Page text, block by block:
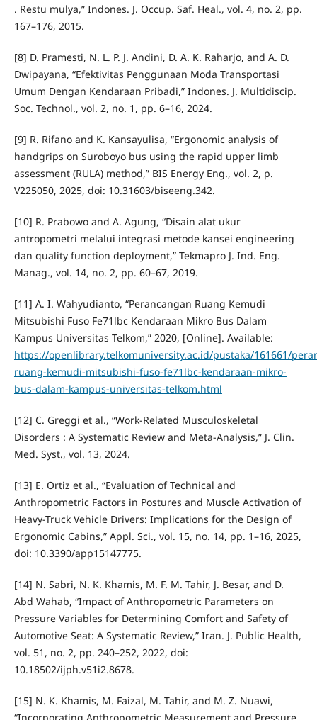
. Restu mulya,” Indones. J. Occup. Saf. Heal., vol. 4, no. 2, pp.
167–176, 2015.
[8] D. Pramesti, N. L. P. J. Andini, D. A. K. Raharjo, and A. D.
Dwipayana, “Efektivitas Penggunaan Moda Transportasi
Umum Dengan Kendaraan Pribadi,” Indones. J. Multidiscip.
Soc. Technol., vol. 2, no. 1, pp. 6–16, 2024.
[9] R. Rifano and K. Kansayulisa, “Ergonomic analysis of
handgrips on Suroboyo bus using the rapid upper limb
assessment (RULA) method,” BIS Energy Eng., vol. 2, p.
V225050, 2025, doi: 10.31603/biseeng.342.
[10] R. Prabowo and A. Agung, “Disain alat ukur
antropometri melalui integrasi metode kansei engineering
dan quality function deployment,” Tekmapro J. Ind. Eng.
Manag., vol. 14, no. 2, pp. 60–67, 2019.
[11] A. I. Wahyudianto, “Perancangan Ruang Kemudi
Mitsubishi Fuso Fe71lbc Kendaraan Mikro Bus Dalam
Kampus Universitas Telkom,” 2020, [Online]. Available:
https://openlibrary.telkomuniversity.ac.id/pustaka/161661/
ruang-kemudi-mitsubishi-fuso-fe71lbc-kendaraan-mikro-
bus-dalam-kampus-universitas-telkom.html
[12] C. Greggi et al., “Work-Related Musculoskeletal
Disorders : A Systematic Review and Meta-Analysis,” J. Clin.
Med. Syst., vol. 13, 2024.
[13] E. Ortiz et al., “Evaluation of Technical and
Anthropometric Factors in Postures and Muscle Activation of
Heavy-Truck Vehicle Drivers: Implications for the Design of
Ergonomic Cabins,” Appl. Sci., vol. 15, no. 14, pp. 1–16, 2025,
doi: 10.3390/app15147775.
[14] N. Sabri, N. K. Khamis, M. F. M. Tahir, J. Besar, and D.
Abd Wahab, “Impact of Anthropometric Parameters on
Pressure Variables for Determining Comfort and Safety of
Automotive Seat: A Systematic Review,” Iran. J. Public Health,
vol. 51, no. 2, pp. 240–252, 2022, doi:
10.18502/ijph.v51i2.8678.
[15] N. K. Khamis, M. Faizal, M. Tahir, and M. Z. Nuawi,